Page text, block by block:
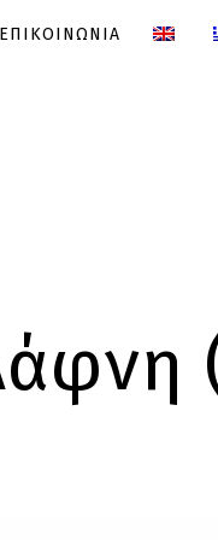
ΕΠΙΚΟΙΝΩΝΙΑ